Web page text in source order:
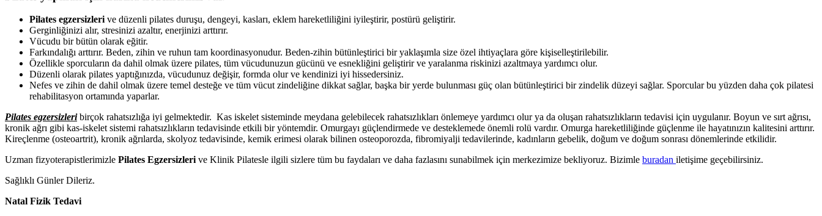
Pilates egzersizlerive düzenli pilates duruşu, dengeyi, kasları, eklem hareketliliğini iyileştirir, postürü geliştirir.
Gerginliğinizi alır, stresinizi azaltır, enerjinizi arttırır.
Vücudu bir bütün olarak eğitir.
Farkındalığı arttırır. Beden, zihin ve ruhun tam koordinasyonudur. Beden-zihin bütünleştirici bir yaklaşımla size özel ihtiyaçlara göre kişiselleştirilebilir.
Özellikle sporcuların da dahil olmak üzere pilates, tüm vücudunuzun gücünü ve esnekliğini geliştirir ve yaralanma riskinizi azaltmaya yardımcı olur.
Düzenli olarak pilates yaptığınızda, vücudunuz değişir, formda olur ve kendinizi iyi hissedersiniz.
Nefes ve zihin de dahil olmak üzere temel desteğe ve tüm vücut zindeliğine dikkat sağlar, başka bir yerde bulunması güç olan bütünleştirici bir zindelik düzeyi sağlar. Sporcular bu yüzden daha çok pilatesi
rehabilitasyon ortamında yaparlar.
Pilates egzersizleribirçok rahatsızlığa iyi gelmektedir. Kas iskelet sisteminde meydana gelebilecek rahatsızlıkları önlemeye yardımcı olur ya da oluşan rahatsızlıkların tedavisi için uygulanır. Boyun ve sırt ağrısı,
kronik ağrı gibi kas-iskelet sistemi rahatsızlıkların tedavisinde etkili bir yöntemdir. Omurgayı güçlendirmede ve desteklemede önemli rolü vardır. Omurga hareketliliğinde güçlenme ile hayatınızın kalitesini arttırır.
Kireçlenme (osteoartrit), kronik ağrılarda, skolyoz tedavisinde, kemik erimesi olarak bilinen osteoporozda, fibromiyalji tedavilerinde, kadınların gebelik, doğum ve doğum sonrası dönemlerinde etkilidir.
Uzman fizyoterapistlerimizle Pilates Egzersizlerive Klinik Pilatesle ilgili sizlere tüm bu faydaları ve daha fazlasını sunabilmek için merkezimize bekliyoruz. Bizimle buradan iletişime geçebilirsiniz.
Sağlıklı Günler Dileriz.
Natal Fizik Tedavi